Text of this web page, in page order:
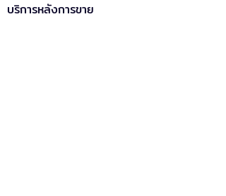
บริการหลังการขาย